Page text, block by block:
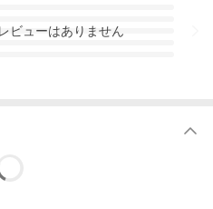
ビューはありません